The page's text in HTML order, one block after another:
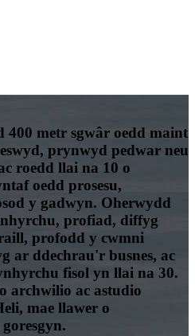
metr sgwâr oedd maint
prynwyd pedwar neu
roedd llai na 10 o
oedd prosesu,
y gadwyn. Oherwydd
profiad, diffyg
profodd y cwmni
ar ddechrau'r busnes, ac
fisol yn llai na 30.
archwilio ac astudio
mae llawer o